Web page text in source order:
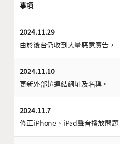
事項
2024.11.29
由於後台仍收到大量惡意廣告，
2024.11.10
更新外部超連結網址及名稱。
2024.11.7
修正iPhone、iPad聲音播放問題